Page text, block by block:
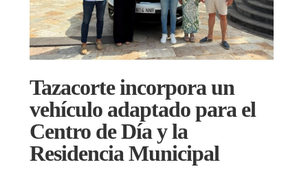
Tazacorte incorpora un
vehículo adaptado para el
Centro de Día y la
Residencia Municipal